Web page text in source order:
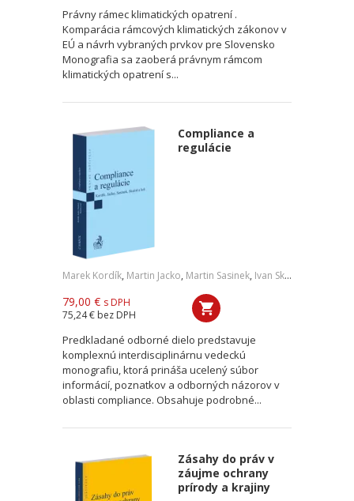
Právny rámec klimatických opatrení .
Komparácia rámcových klimatických zákonov v
EÚ a návrh vybraných prvkov pre Slovensko
Monografia sa zaoberá právnym rámcom
klimatických opatrení s...
Compliance a
regulácie
Marek Kordík, Martin Jacko, Martin Sasinek, Ivan Skaloš
79,00 € s DPH
75,24 € bez DPH
Predkladané odborné dielo predstavuje
komplexnú interdisciplinárnu vedeckú
monografiu, ktorá prináša ucelený súbor
informácií, poznatkov a odborných názorov v
oblasti compliance. Obsahuje podrobné...
Zásahy do práv v
záujme ochrany
prírody a krajiny